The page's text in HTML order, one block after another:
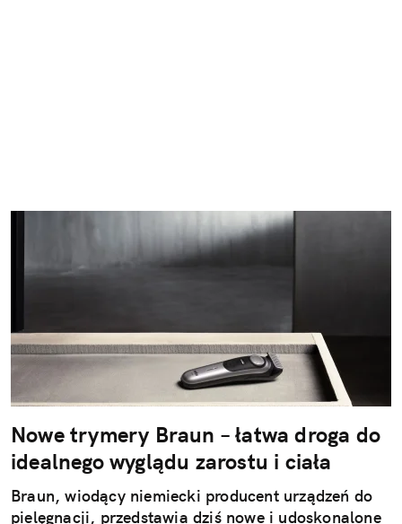
Nowe trymery Braun – łatwa droga do
idealnego wyglądu zarostu i ciała
Braun, wiodący niemiecki producent urządzeń do
pielęgnacji, przedstawia dziś nowe i udoskonalone